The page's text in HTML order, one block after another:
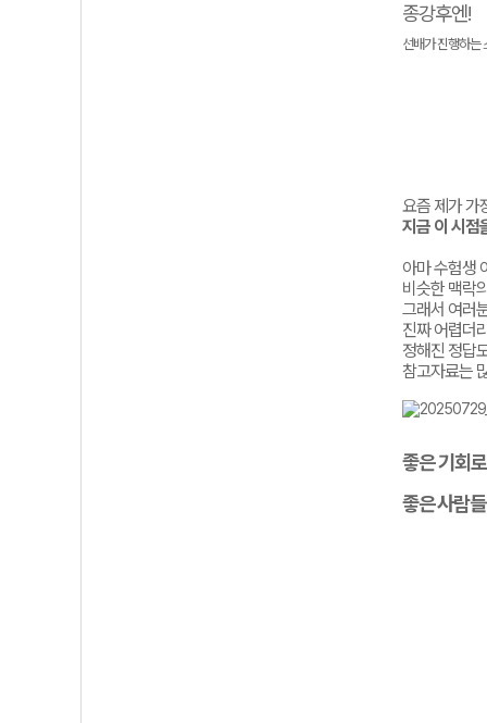
종강후엔!
선배가 진행하는
요즘 제가 가
지금 이 시점
아마 수험생
비슷한 맥락
그래서 여러
진짜 어렵더
정해진 정답
참고자료는
좋은 기회
좋은사람